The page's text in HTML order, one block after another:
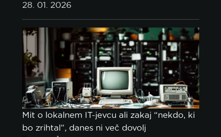
28. 01. 2026
Mit o lokalnem IT-jevcu ali zakaj “nekdo, ki
bo zrihtal”, danes ni več dovolj